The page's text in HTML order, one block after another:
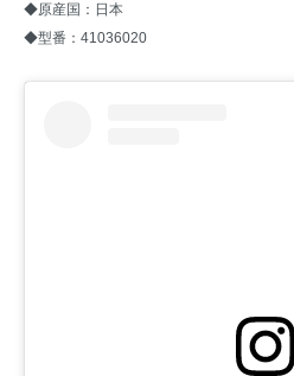
◆原産国：日本
◆型番：41036020